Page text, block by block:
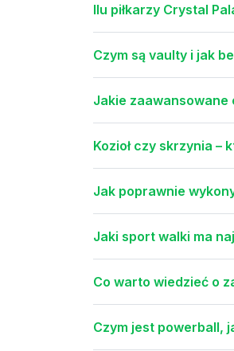
Ilu piłkarzy Crystal
Czym są vaulty i jak
Jakie zaawansowane
Kozioł czy skrzynia –
Jak poprawnie
Jaki sport walki ma
Co warto wiedzieć o
Czym jest powerball,